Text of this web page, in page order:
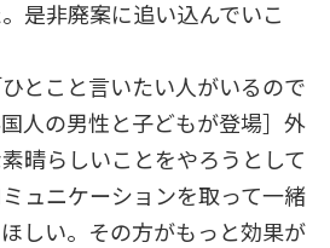
是非廃案に追い込んでいこ
とこと言いたい人がいるので
人の男性と子どもが登場］外
晴らしいことをやろうとして
ュニケーションを取って一緒
しい。その方がもっと効果が